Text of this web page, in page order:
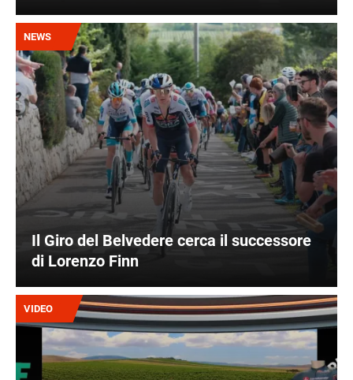
Immagine
NEWS
Il Giro del Belvedere cerca il successore
di Lorenzo Finn
Immagine
VIDEO